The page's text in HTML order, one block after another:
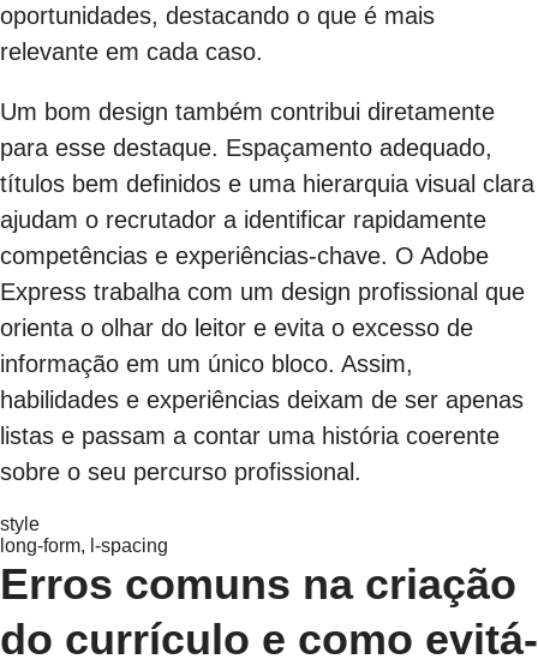
oportunidades, destacando o que é mais
relevante em cada caso.
Um bom design também contribui diretamente
para esse destaque. Espaçamento adequado,
títulos bem definidos e uma hierarquia visual clara
ajudam o recrutador a identificar rapidamente
competências e experiências-chave. O Adobe
Express trabalha com um design profissional que
orienta o olhar do leitor e evita o excesso de
informação em um único bloco. Assim,
habilidades e experiências deixam de ser apenas
listas e passam a contar uma história coerente
sobre o seu percurso profissional.
style
long-form, l-spacing
Erros comuns na criação
do currículo e como evitá-